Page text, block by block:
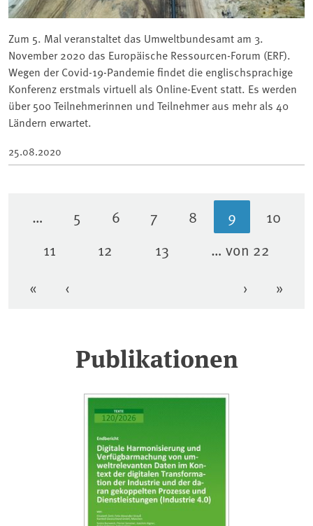
Zum 5. Mal veranstaltet das Umweltbundesamt am 3.
November 2020 das Europäische Ressourcen-Forum (ERF).
Wegen der Covid-19-Pandemie findet die englischsprachige
Konferenz erstmals virtuell als Online-Event statt. Es werden
über 500 Teilnehmerinnen und Teilnehmer aus mehr als 40
Ländern erwartet.
25.08.2020
Erste Seite
« Vorherige Seite
‹
… Seite
5 Seite
6 Seite
7 Seite
8 Aktuelle
9 Seite
10
Seite
11 Seite
12 Seite
13 … von 22
Nächste
› »
Publikationen